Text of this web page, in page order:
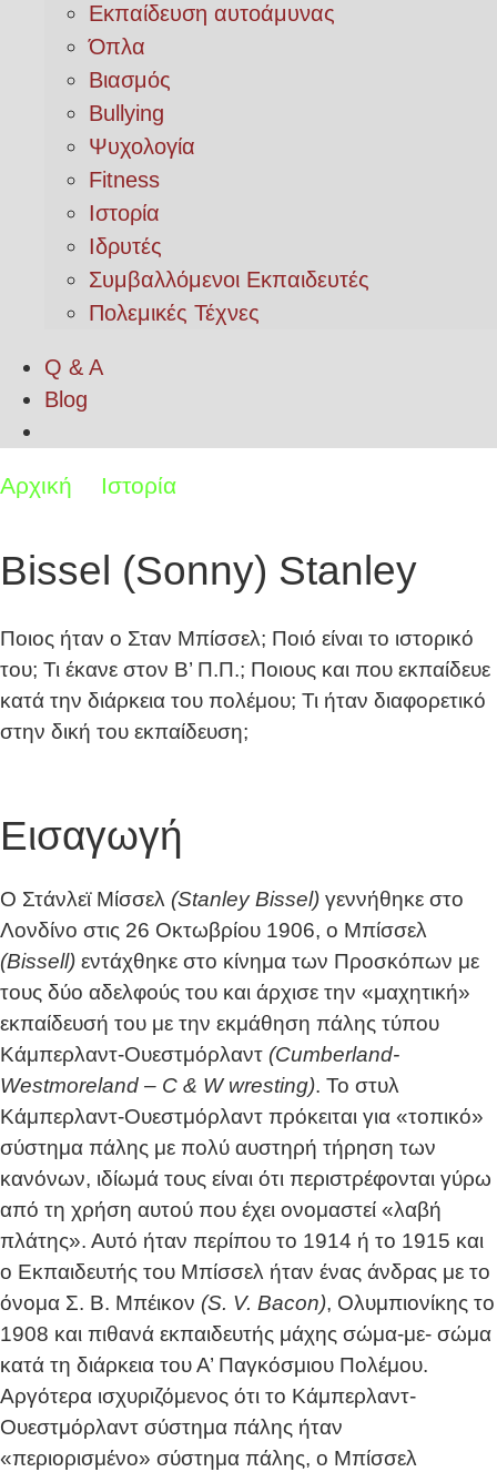
Εκπαίδευση αυτοάμυνας
Όπλα
Βιασμός
Bullying
Ψυχολογία
Fitness
Ιστορία
Ιδρυτές
Συμβαλλόμενοι Εκπαιδευτές
Πολεμικές Τέχνες
Q & A
Blog
Αρχική Ιστορία
Bissel (Sonny) Stanley
Ποιος ήταν ο Σταν Μπίσσελ; Ποιό είναι το ιστορικό
του; Τι έκανε στον Β’ Π.Π.; Ποιους και που εκπαίδευε
κατά την διάρκεια του πολέμου; Τι ήταν διαφορετικό
στην δική του εκπαίδευση;
Εισαγωγή
Ο Στάνλεϊ Μίσσελ (Stanley Bissel) γεννήθηκε στο
Λονδίνο στις 26 Οκτωβρίου 1906, ο Μπίσσελ
(Bissell) εντάχθηκε στο κίνημα των Προσκόπων με
τους δύο αδελφούς του και άρχισε την «μαχητική»
εκπαίδευσή του με την εκμάθηση πάλης τύπου
Κάμπερλαντ-Ουεστμόρλαντ (Cumberland-
Westmoreland – C & W wresting). Το στυλ
Κάμπερλαντ-Ουεστμόρλαντ πρόκειται για «τοπικό»
σύστημα πάλης με πολύ αυστηρή τήρηση των
κανόνων, ιδίωμά τους είναι ότι περιστρέφονται γύρω
από τη χρήση αυτού που έχει ονομαστεί «λαβή
πλάτης». Αυτό ήταν περίπου το 1914 ή το 1915 και
ο Εκπαιδευτής του Μπίσσελ ήταν ένας άνδρας με το
όνομα Σ. Β. Μπέικον (S. V. Bacon), Ολυμπιονίκης το
1908 και πιθανά εκπαιδευτής μάχης σώμα-με- σώμα
κατά τη διάρκεια του Α’ Παγκόσμιου Πολέμου.
Αργότερα ισχυριζόμενος ότι το Κάμπερλαντ-
Ουεστμόρλαντ σύστημα πάλης ήταν
«περιορισμένο» σύστημα πάλης, ο Μπίσσελ